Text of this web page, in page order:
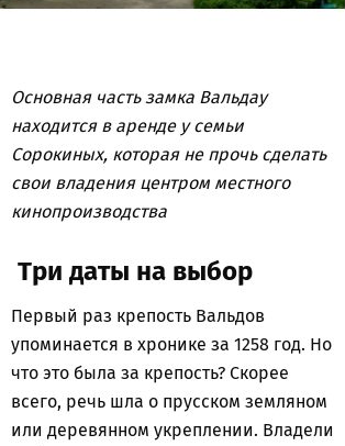
Основная часть замка Вальдау
находится в аренде у семьи
Сорокиных, которая не прочь сделать
свои владения центром местного
кинопроизводства
Три даты на выбор
Первый раз крепость Вальдов
упоминается в хронике за 1258 год. Но
что это была за крепость? Скорее
всего, речь шла о прусском земляном
или деревянном укреплении. Владели